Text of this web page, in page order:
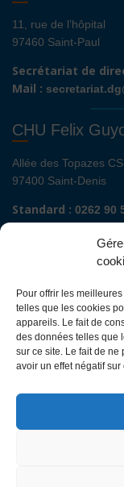
Pour offrir les
telles que les cookies
appareils. Le fait de
des données telles que
sur ce site. Le fait de ne
avoir un effet négatif
11, rue de l’hôpital
97460 Saint-Paul
Secrétariat de
Mail :
CHU Felix
Allée des Topazes
97400 Saint-Denis
Standard : 0262 90
Renseignements
Secrétariat de
CHU de La
- St Joseph -
Avenue François
BP 350
97448 Saint-Pierre
Secrétariat de